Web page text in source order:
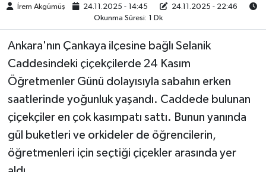
İrem Akgümüş 24.11.2025 - 14:45
24.11.2025 - 22:46
Okunma Süresi: 1 Dk
Ankara'nın Çankaya ilçesine bağlı Selanik
Caddesindeki çiçekçilerde 24 Kasım
Öğretmenler Günü dolayısıyla sabahın erken
saatlerinde yoğunluk yaşandı. Caddede bulunan
çiçekçiler en çok kasımpatı sattı. Bunun yanında
gül buketleri ve orkideler de öğrencilerin,
öğretmenleri için seçtiği çiçekler arasında yer
VEFAT
BİLİM&TEKNOLOJİ
BÖLGE
TÜRKİYE